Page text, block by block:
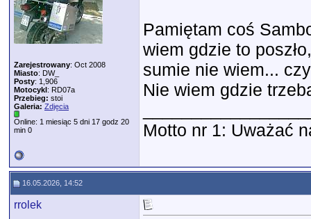
Zarejestrowany: Oct 2008
Miasto: DW_
Posty: 1,906
Motocykl: RD07a
Przebieg: stoi
Galeria: Zdjęcia
Online: 1 miesiąc 5 dni 17 godz 20
min 0
Pamiętam coś
wiem gdzie to
sumie nie wiem...
Nie wiem gdzie
Motto nr 1: Uważać
16.05.2026, 14:52
rrolek